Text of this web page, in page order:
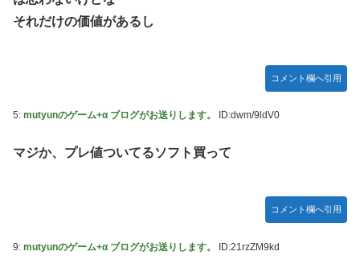
【ウマ娘】セイちゃんの攻撃力を見よ！！！
定＆最新PV公開！思ったより発売早い…もう半年後か！
「日本放送協会です」と名乗る男にドアを開けたら地獄…テ
して黙らせた←警察官の神対応に感謝しかない
それだけの価値があるし
コメント欄へ引用
5: mutyunのゲーム+α ブログがお送りします。 ID:dwm/9ldV0
マジか、プレ値ついてるソフト買って
コメント欄へ引用
9: mutyunのゲーム+α ブログがお送りします。 ID:21rzZM9kd